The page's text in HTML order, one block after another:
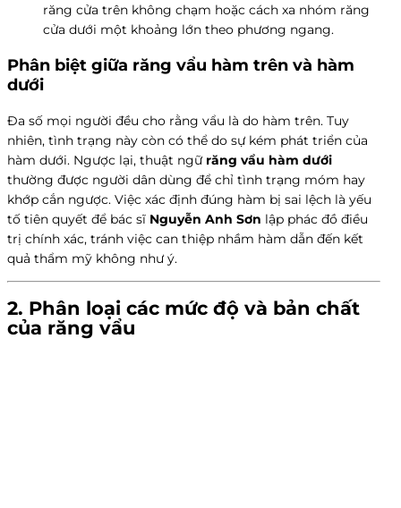
răng cửa trên không chạm hoặc cách xa nhóm răng
cửa dưới một khoảng lớn theo phương ngang.
Phân biệt giữa răng vẩu hàm trên và hàm
dưới
Đa số mọi người đều cho rằng vẩu là do hàm trên. Tuy
nhiên, tình trạng này còn có thể do sự kém phát triển của
hàm dưới. Ngược lại, thuật ngữ răng vẩu hàm dưới
thường được người dân dùng để chỉ tình trạng móm hay
khớp cắn ngược. Việc xác định đúng hàm bị sai lệch là yếu
tố tiên quyết để bác sĩ Nguyễn Anh Sơn lập phác đồ điều
trị chính xác, tránh việc can thiệp nhầm hàm dẫn đến kết
quả thẩm mỹ không như ý.
2. Phân loại các mức độ và bản chất
của răng vẩu